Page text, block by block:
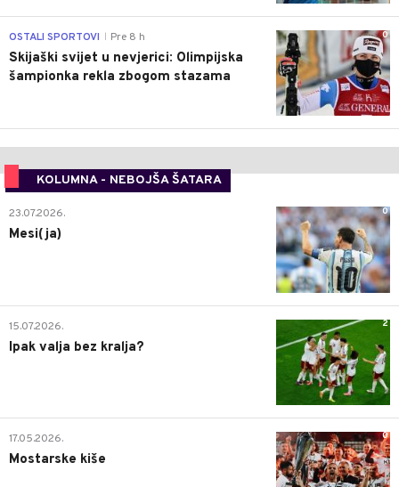
0
OSTALI SPORTOVI Pre 8 h
Skijaški svijet u nevjerici: Olimpijska
šampionka rekla zbogom stazama
KOLUMNA - NEBOJŠA ŠATARA
0
23.07.2026.
Mesi(ja)
2
15.07.2026.
Ipak valja bez kralja?
0
17.05.2026.
Mostarske kiše